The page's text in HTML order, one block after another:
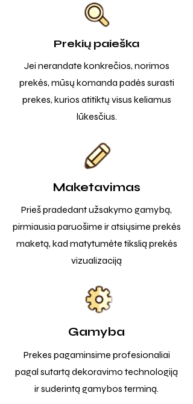
Prekių paieška
Jei nerandate konkrečios, norimos
prekės, mūsų komanda padės surasti
prekes, kurios atitiktų visus keliamus
lūkesčius.
Maketavimas
Prieš pradedant užsakymo gamybą,
pirmiausia paruošime ir atsiųsime prekės
maketą, kad matytumėte tikslią prekės
vizualizaciją
Gamyba
Prekes pagaminsime profesionaliai
pagal sutartą dekoravimo technologiją
ir suderintą gamybos terminą.